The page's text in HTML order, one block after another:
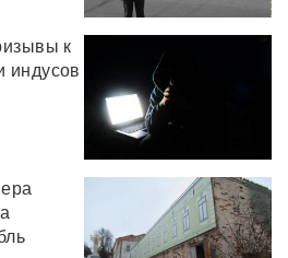
к
индусов